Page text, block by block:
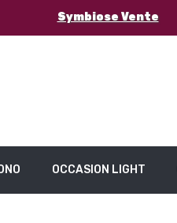
Symbiose Vente
OCCASION LIGHT